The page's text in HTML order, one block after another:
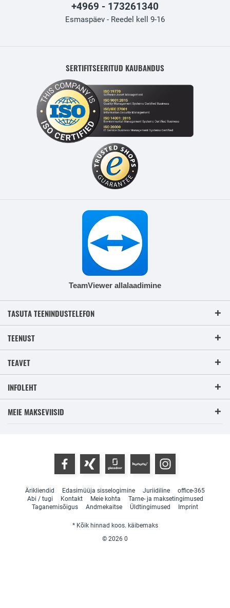
+4969 - 173261340
Esmaspäev - Reedel kell 9-16
SERTIFITSEERITUD KAUBANDUS
TeamViewer allalaadimine
TASUTA TEENINDUSTELEFON
TEENUST
TEAVET
INFOLEHT
MEIE MAKSEVIISID
Ärikliendid Edasimüüja sisselogimine Juriidiline
office-365
Abi / tugi
Kontakt Meie kohta
Tarne- ja maksetingimused
Taganemisõigus
Andmekaitse Üldtingimused Imprint
* Kõik hinnad koos. käibemaks
© 2026 0